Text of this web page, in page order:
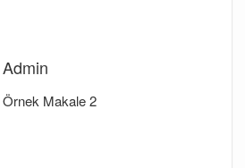
Admin
Örnek Makale 2